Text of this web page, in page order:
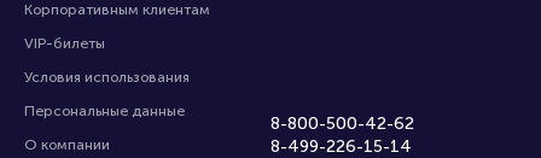
Корпоративным клиентам
VIP-билеты
Условия использования
Персональные данные
О компании
8-800-500-42-62
8-499-226-15-14